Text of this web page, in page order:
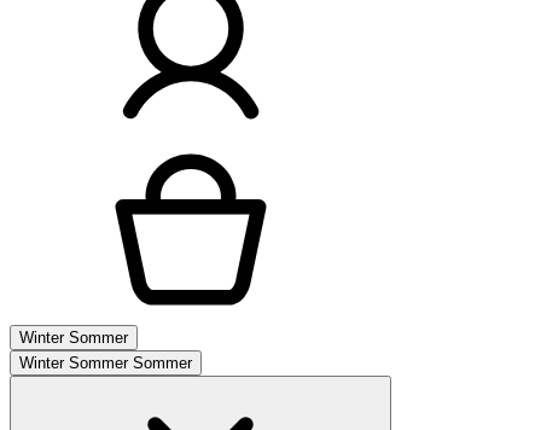
Winter Sommer
Winter Sommer Sommer